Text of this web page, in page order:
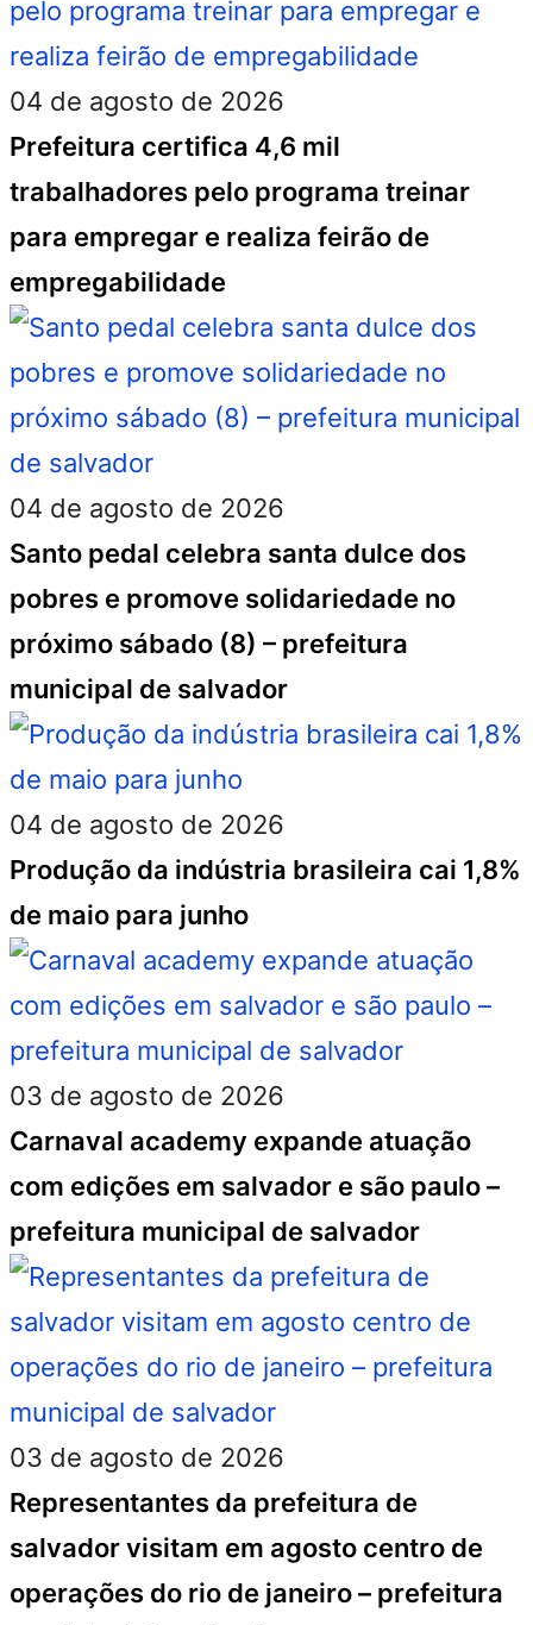
04 de agosto de 2026
Prefeitura certifica 4,6 mil
trabalhadores pelo programa treinar
para empregar e realiza feirão de
empregabilidade
04 de agosto de 2026
Santo pedal celebra santa dulce dos
pobres e promove solidariedade no
próximo sábado (8) – prefeitura
municipal de salvador
04 de agosto de 2026
Produção da indústria brasileira cai 1,8%
de maio para junho
03 de agosto de 2026
Carnaval academy expande atuação
com edições em salvador e são paulo –
prefeitura municipal de salvador
03 de agosto de 2026
Representantes da prefeitura de
salvador visitam em agosto centro de
operações do rio de janeiro – prefeitura